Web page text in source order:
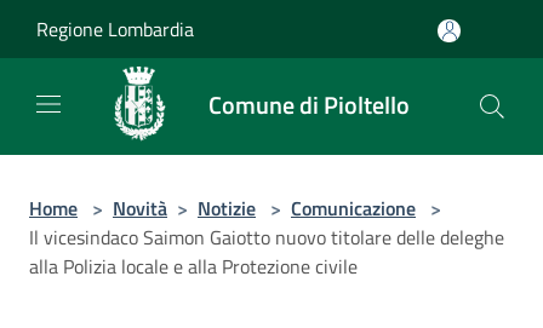
Regione Lombardia
Comune di Pioltello
Home > Novità > Notizie > Comunicazione >
Il vicesindaco Saimon Gaiotto nuovo titolare delle deleghe
alla Polizia locale e alla Protezione civile